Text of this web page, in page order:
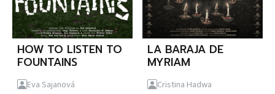
HOW TO LISTEN TO
FOUNTAINS
Eva Sajanová
LA BARAJA DE
MYRIAM
Cristina Hadwa